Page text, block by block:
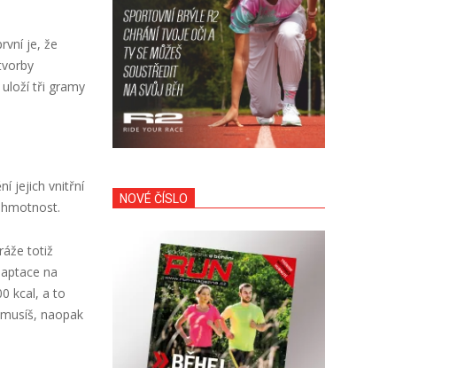
je, že
uloží tři gramy
jejich vnitřní
totiž
na
kcal, a to
naopak
NOVÉ ČÍSLO